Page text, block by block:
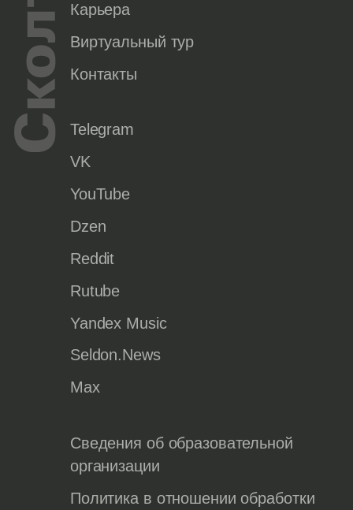
Карьера
Виртуальный тур
Контакты
Telegram
VK
YouTube
Dzen
Reddit
Rutube
Yandex Music
Seldon.News
Max
Сведения об образовательной
организации
Политика в отношении обработки